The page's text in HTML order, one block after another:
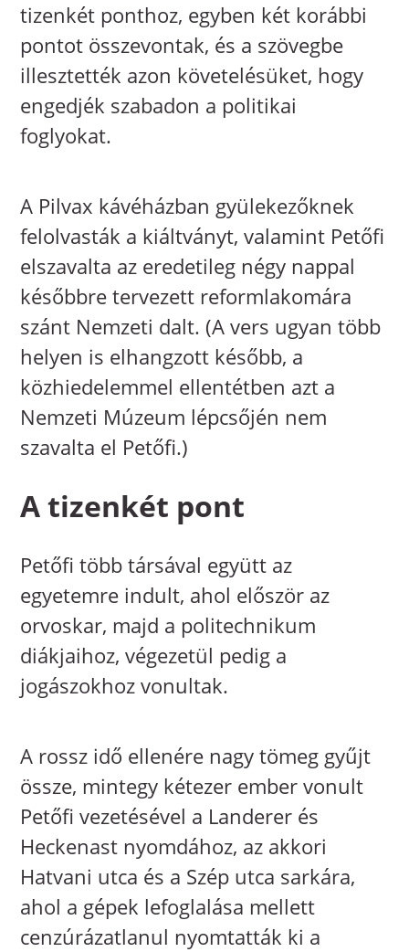
tizenkét ponthoz, egyben két korábbi
pontot összevontak, és a szövegbe
illesztették azon követelésüket, hogy
engedjék szabadon a politikai
foglyokat.
A Pilvax kávéházban gyülekezőknek
felolvasták a kiáltványt, valamint Petőfi
elszavalta az eredetileg négy nappal
későbbre tervezett reformlakomára
szánt Nemzeti dalt. (A vers ugyan több
helyen is elhangzott később, a
közhiedelemmel ellentétben azt a
Nemzeti Múzeum lépcsőjén nem
szavalta el Petőfi.)
A tizenkét pont
Petőfi több társával együtt az
egyetemre indult, ahol először az
orvoskar, majd a politechnikum
diákjaihoz, végezetül pedig a
jogászokhoz vonultak.
A rossz idő ellenére nagy tömeg gyűjt
össze, mintegy kétezer ember vonult
Petőfi vezetésével a Landerer és
Heckenast nyomdához, az akkori
Hatvani utca és a Szép utca sarkára,
ahol a gépek lefoglalása mellett
cenzúrázatlanul nyomtatták ki a